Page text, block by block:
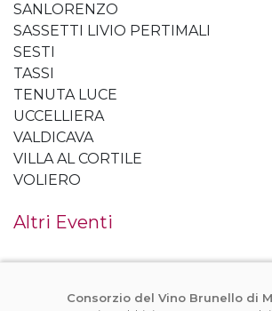
SANLORENZO
SASSETTI LIVIO PERTIMALI
SESTI
TASSI
TENUTA LUCE
UCCELLIERA
VALDICAVA
VILLA AL CORTILE
VOLIERO
Altri Eventi
Consorzio del Vino Brunello di